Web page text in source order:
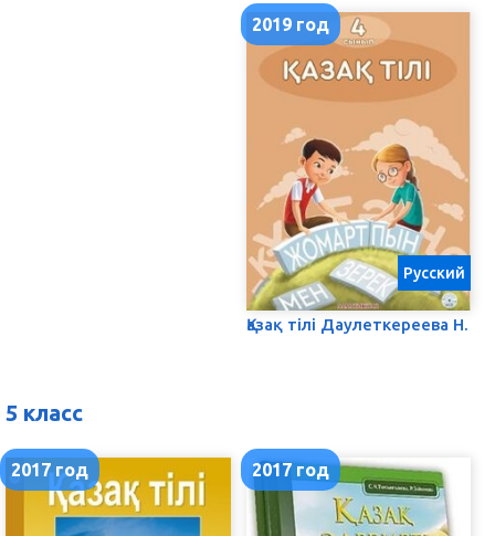
2019 год
Қазақ тілі Даулеткереева Н.
Русский
5 класс
2017 год 2017 год